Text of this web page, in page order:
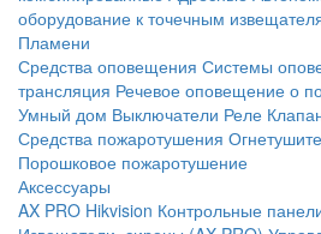
оборудование к точечным
Пламени
Средства оповещения Системы
трансляция Речевое оповещение о
Умный дом Выключатели Реле
Средства пожаротушения
Порошковое пожаротушение
Аксессуары
AX PRO Hikvision Контрольные